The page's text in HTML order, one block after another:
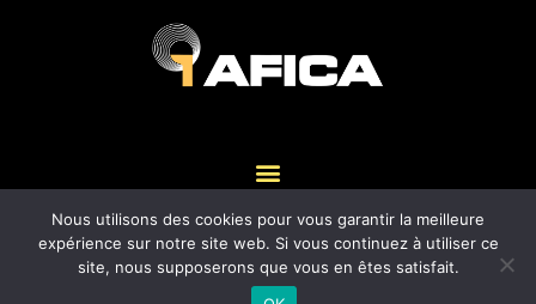
© 2021 AFICA - Tous droits réservés - Mentions légales
Nous utilisons des cookies pour vous garantir la meilleure
expérience sur notre site web. Si vous continuez à utiliser ce
site, nous supposerons que vous en êtes satisfait.